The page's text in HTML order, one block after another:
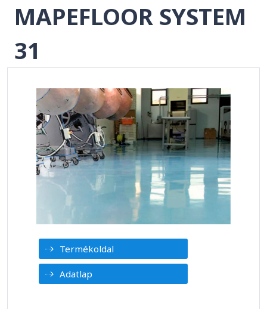
MAPEFLOOR SYSTEM
31
Termékoldal
Adatlap